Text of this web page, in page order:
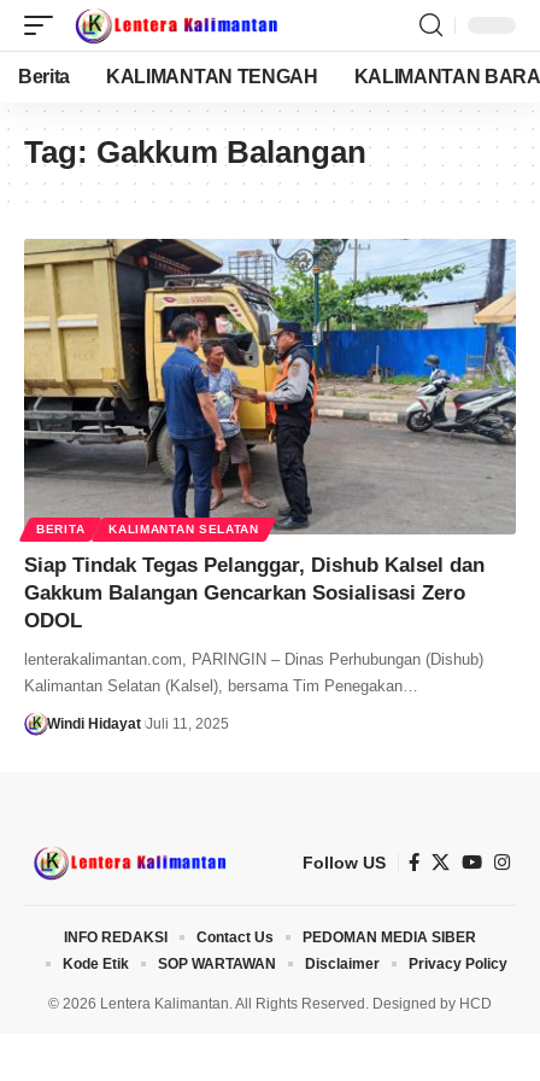
Berita KALIMANTAN TENGAH KALIMANTAN
Tag: Gakkum Balangan
BERITA KALIMANTAN SELATAN
Siap Tindak Tegas Pelanggar, Dishub Kalsel dan
Gakkum Balangan Gencarkan Sosialisasi Zero
ODOL
lenterakalimantan.com, PARINGIN – Dinas Perhubungan (Dishub)
Kalimantan Selatan (Kalsel), bersama Tim Penegakan…
Windi Hidayat Juli 11, 2025
Follow US
© 2026 Lentera Kalimantan. All Rights Reserved. Designed by HCD
INFO REDAKSI Contact Us
PEDOMAN MEDIA SIBER
Kode Etik
SOP WARTAWAN Disclaimer Privacy Policy